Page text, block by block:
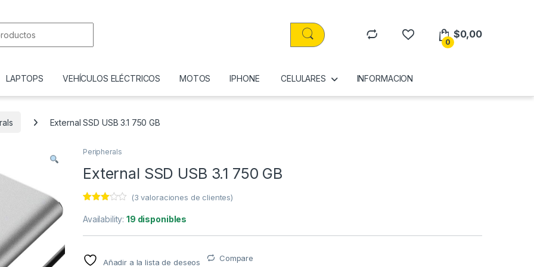
0
$0,00
LAPTOPS VEHÍCULOS ELÉCTRICOS MOTOS IPHONE CELULARES INFORMACION
External SSD USB 3.1 750 GB
Peripherals
External SSD USB 3.1 750 GB
o con
3.00de
ones
(3 valoraciones de clientes)
Availability:19 disponibles
Añadir a la lista de deseos Compare